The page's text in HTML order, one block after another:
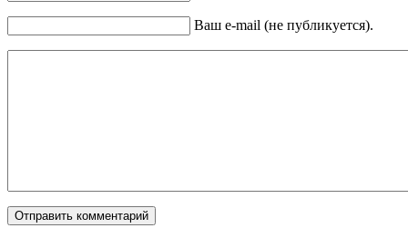
Ваш e-mail (не публикуется).